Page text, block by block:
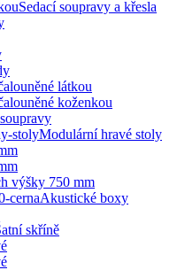
Sedací soupravy a křesla
látkou
koženkou
Modulární hravé stoly
výšky 750 mm
Akustické boxy
skříně